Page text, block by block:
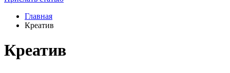
Главная
Креатив
Креатив